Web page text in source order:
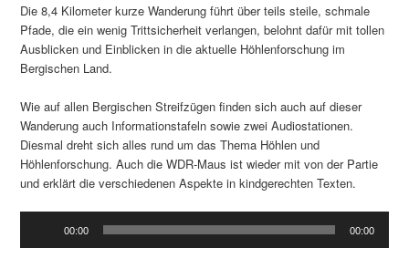
Die 8,4 Kilometer kurze Wanderung führt über teils steile, schmale
Pfade, die ein wenig Trittsicherheit verlangen, belohnt dafür mit tollen
Ausblicken und Einblicken in die aktuelle Höhlenforschung im
Bergischen Land.
Wie auf allen Bergischen Streifzügen finden sich auch auf dieser
Wanderung auch Informationstafeln sowie zwei Audiostationen.
Diesmal dreht sich alles rund um das Thema Höhlen und
Höhlenforschung. Auch die WDR-Maus ist wieder mit von der Partie
und erklärt die verschiedenen Aspekte in kindgerechten Texten.
00:00 00:00